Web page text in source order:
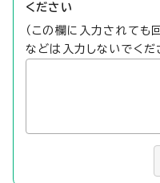
ください
（この欄に入力されても
などは入力しないでくだ